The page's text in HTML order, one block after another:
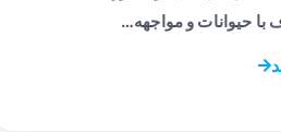
با حیوانات و مواجهه…